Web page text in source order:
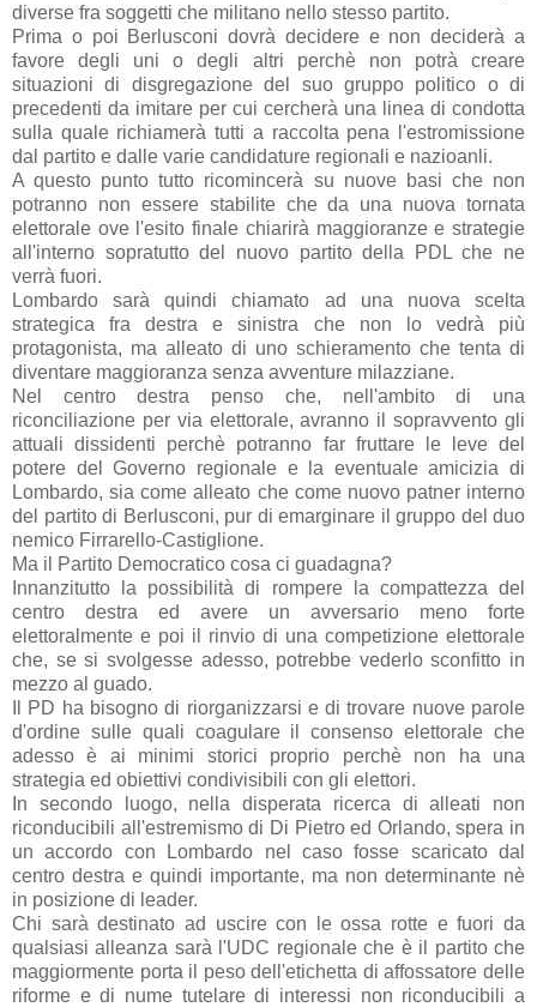
diverse fra soggetti che militano nello stesso partito.
Prima o poi Berlusconi dovrà decidere e non deciderà a
favore degli uni o degli altri perchè non potrà creare
situazioni di disgregazione del suo gruppo politico o di
precedenti da imitare per cui cercherà una linea di condotta
sulla quale richiamerà tutti a raccolta pena l'estromissione
dal partito e dalle varie candidature regionali e nazioanli.
A questo punto tutto ricomincerà su nuove basi che non
potranno non essere stabilite che da una nuova tornata
elettorale ove l'esito finale chiarirà maggioranze e strategie
all'interno sopratutto del nuovo partito della PDL che ne
verrà fuori.
Lombardo sarà quindi chiamato ad una nuova scelta
strategica fra destra e sinistra che non lo vedrà più
protagonista, ma alleato di uno schieramento che tenta di
diventare maggioranza senza avventure milazziane.
Nel centro destra penso che, nell'ambito di una
riconciliazione per via elettorale, avranno il sopravvento gli
attuali dissidenti perchè potranno far fruttare le leve del
potere del Governo regionale e la eventuale amicizia di
Lombardo, sia come alleato che come nuovo patner interno
del partito di Berlusconi, pur di emarginare il gruppo del duo
nemico Firrarello-Castiglione.
Ma il Partito Democratico cosa ci guadagna?
Innanzitutto la possibilità di rompere la compattezza del
centro destra ed avere un avversario meno forte
elettoralmente e poi il rinvio di una competizione elettorale
che, se si svolgesse adesso, potrebbe vederlo sconfitto in
mezzo al guado.
Il PD ha bisogno di riorganizzarsi e di trovare nuove parole
d'ordine sulle quali coagulare il consenso elettorale che
adesso è ai minimi storici proprio perchè non ha una
strategia ed obiettivi condivisibili con gli elettori.
In secondo luogo, nella disperata ricerca di alleati non
riconducibili all'estremismo di Di Pietro ed Orlando, spera in
un accordo con Lombardo nel caso fosse scaricato dal
centro destra e quindi importante, ma non determinante nè
in posizione di leader.
Chi sarà destinato ad uscire con le ossa rotte e fuori da
qualsiasi alleanza sarà l'UDC regionale che è il partito che
maggiormente porta il peso dell'etichetta di affossatore delle
riforme e di nume tutelare di interessi non riconducibili a